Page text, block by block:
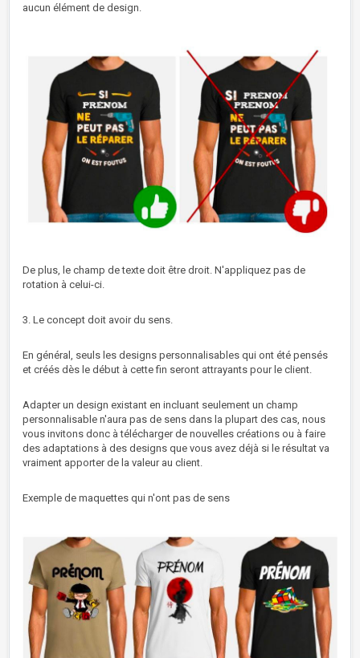
aucun élément de design.
De plus, le champ de texte doit être droit. N'appliquez pas de
rotation à celui-ci.
3. Le concept doit avoir du sens.
En général, seuls les designs personnalisables qui ont été pensés
et créés dès le début à cette fin seront attrayants pour le client.
Adapter un design existant en incluant seulement un champ
personnalisable n'aura pas de sens dans la plupart des cas, nous
vous invitons donc à télécharger de nouvelles créations ou à faire
des adaptations à des designs que vous avez déjà si le résultat va
vraiment apporter de la valeur au client.
Exemple de maquettes qui n'ont pas de sens